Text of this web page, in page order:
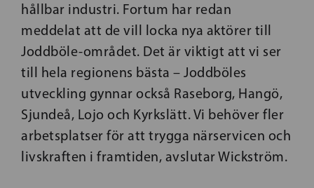
hållbar industri. Fortum har redan
meddelat att de vill locka nya aktörer till
Joddböle-området. Det är viktigt att vi ser
till hela regionens bästa – Joddböles
utveckling gynnar också Raseborg, Hangö,
Sjundeå, Lojo och Kyrkslätt. Vi behöver fler
arbetsplatser för att trygga närservicen och
livskraften i framtiden, avslutar Wickström.